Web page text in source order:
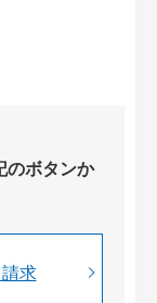
のボタンか
求